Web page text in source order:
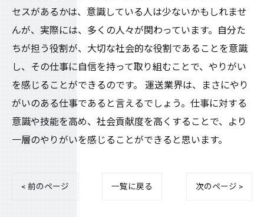
セスがあるかは、意識している人は少ないかもしれませ
んが、実際には、多くの人々が関わっています。自分た
ちが担う役割が、大切な社会的な役割であることを意識
し、その仕事に自信を持って取り組むことで、やりがい
を感じることができるのです。 運送業界は、まさにやり
がいのある仕事であると言えるでしょう。仕事に対する
意識や技能を高め、社会貢献度を高くすることで、より
一層のやりがいを感じることができると思います。
< 前のページ 一覧に戻る 次のページ >